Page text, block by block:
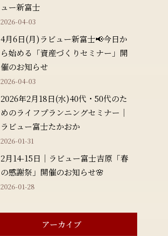
ュー新富士
2026-04-03
4月6日(月)ラビュー新富士📢今日か
ら始める「資産づくりセミナー」開
催のお知らせ
2026-04-03
2026年2月18日(水)40代・50代のた
めのライフプランニングセミナー｜
ラビュー富士たかおか
2026-01-31
2月14-15日｜ラビュー富士吉原「春
の感謝祭」開催のお知らせ🌸
2026-01-28
アーカイブ